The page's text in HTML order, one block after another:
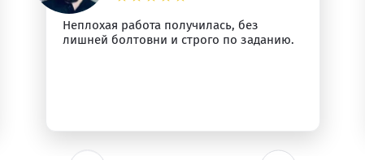
Неплохая работа получилась, без
лишней болтовни и строго по заданию.